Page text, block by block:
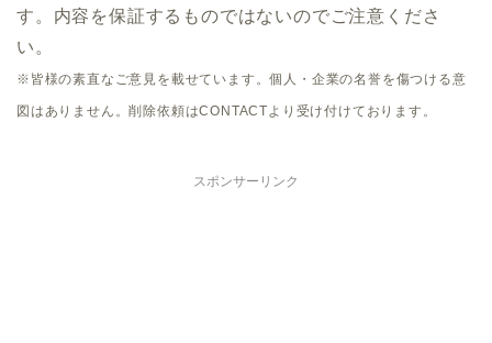
す。内容を保証するものではないのでご注意くださ
い。
※皆様の素直なご意見を載せています。個人・企業の名誉を傷つける意
図はありません。削除依頼はCONTACTより受け付けております。
スポンサーリンク